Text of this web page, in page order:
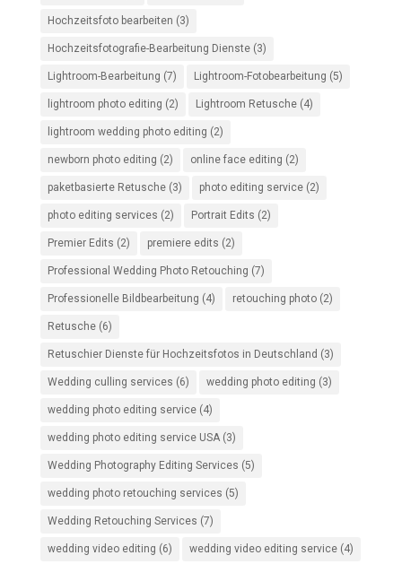
Hochzeitsfoto bearbeiten (3)
Hochzeitsfotografie-Bearbeitung Dienste(3)
Lightroom-Bearbeitung (7) Lightroom-Fotobearbeitung (5)
lightroom photo editing (2) Lightroom Retusche(4)
lightroom wedding photo editing (2)
newborn photo editing (2) online face editing (2)
paketbasierte Retusche(3) photo editing service(2)
photo editing services (2) Portrait Edits (2)
Premier Edits (2) premiere edits (2)
Professional Wedding Photo Retouching (7)
Professionelle Bildbearbeitung (4) retouching photo(2)
Retusche(6)
Retuschier Dienste für Hochzeitsfotos in Deutschland (3)
Wedding culling services (6) wedding photo editing (3)
wedding photo editing service(4)
wedding photo editing service USA(3)
Wedding Photography Editing Services (5)
wedding photo retouching services (5)
Wedding Retouching Services (7)
wedding video editing (6) wedding video editing service(4)